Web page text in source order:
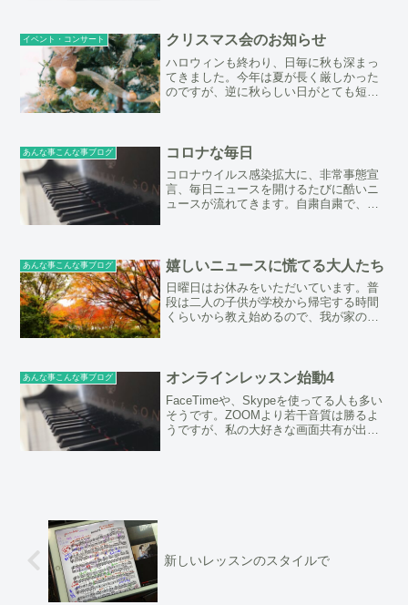
え、今日は和歌山、明日は...
イベント・コンサート クリスマス会のお知らせ
ハロウィンも終わり、日毎に秋も深まっ
てきました。今年は夏が長く厳しかった
のですが、逆に秋らしい日がとても短か
はクリスマス会です。現在...
あんな事こんな事ブログ コロナな毎日
コロナウイルス感染拡大に、非常事態宣
言、毎日ニュースを開けるたびに酷いニ
ュースが流れてきます。自粛自粛で、外
った人がいないからという...
あんな事こんな事ブログ 嬉しいニュースに慌てる大人たち
日曜日はお休みをいただいています。普
段は二人の子供が学校から帰宅する時間
くらいから教え始めるので、我が家の夕
曜は家族サービス。のんび...
あんな事こんな事ブログ オンラインレッスン始動4
FaceTimeや、Skypeを使ってる人も多い
そうです。ZOOMより若干音質は勝るよ
うですが、私の大好きな画面共有が出来
新しいレッスンのスタイルで